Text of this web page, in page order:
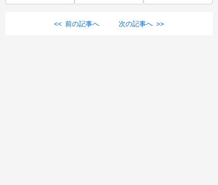
<< 前の記事へ 次の記事へ >>